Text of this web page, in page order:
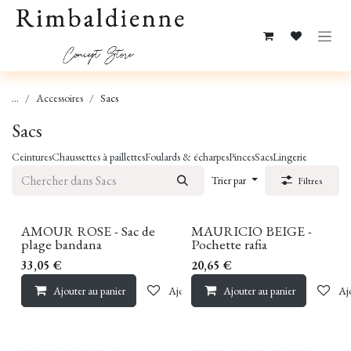
Se rendre au contenu
... Accessoires Sacs
Sacs
CeinturesChaussettes à paillettesFoulards & écharpesPincesSacsLingerie
Trier par
Filtres
AMOUR ROSE - Sac de
plage bandana
33,05 €
Ajouter au panier Ajouter à la liste de souhaits
MAURICIO BEIGE -
Pochette rafia
20,65 €
Ajouter au panier